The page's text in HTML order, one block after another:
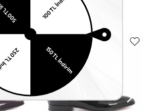
Benzer Ürünler
%5
EKSTRA
İNDİRİM